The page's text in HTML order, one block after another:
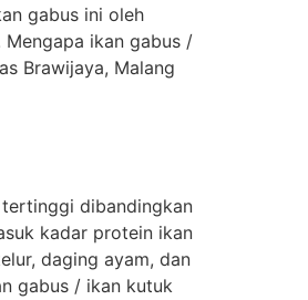
gabus ini oleh
ikan gabus /
Brawijaya, Malang
dibandingkan
kadar protein ikan
daging ayam, dan
gabus / ikan kutuk